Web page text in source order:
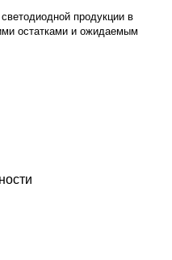
продукции в
остатками и ожидаемым